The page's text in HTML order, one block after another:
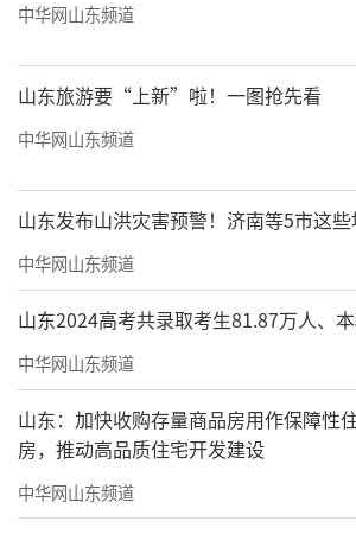
中华网山东频道
山东旅游要“上新”啦！一图抢先看
中华网山东频道
山东发布山洪灾害预警！济南等5市这
中华网山东频道
山东2024高考共录取考生81.87万人、
中华网山东频道
山东：加快收购存量商品房用作保障性
房，推动高品质住宅开发建设
中华网山东频道